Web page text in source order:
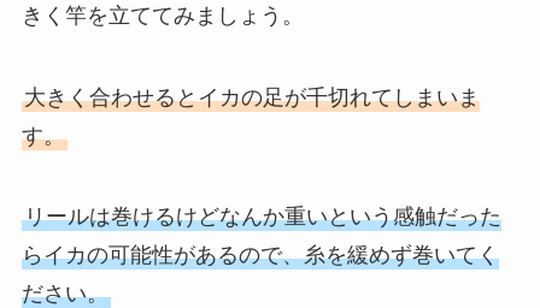
きく竿を立ててみましょう。
大きく合わせるとイカの足が千切れてしまいま
す。
リールは巻けるけどなんか重いという感触だった
らイカの可能性があるので、糸を緩めず巻いてく
ださい。